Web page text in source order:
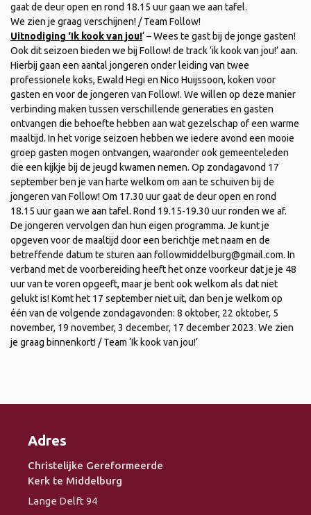
gaat de deur open en rond 18.15 uur gaan we aan tafel.
We zien je graag verschijnen! / Team Follow!
Uitnodiging ‘Ik kook van jou!‘ – Wees te gast bij de jonge gasten!
Ook dit seizoen bieden we bij Follow! de track ‘ik kook van jou!’ aan.
Hierbij gaan een aantal jongeren onder leiding van twee
professionele koks, Ewald Hegi en Nico Huijssoon, koken voor
gasten en voor de jongeren van Follow!. We willen op deze manier
verbinding maken tussen verschillende generaties en gasten
ontvangen die behoefte hebben aan wat gezelschap of een warme
maaltijd. In het vorige seizoen hebben we iedere avond een mooie
groep gasten mogen ontvangen, waaronder ook gemeenteleden
die een kijkje bij de jeugd kwamen nemen. Op zondagavond 17
september ben je van harte welkom om aan te schuiven bij de
jongeren van Follow! Om 17.30 uur gaat de deur open en rond
18.15 uur gaan we aan tafel. Rond 19.15-19.30 uur ronden we af.
De jongeren vervolgen dan hun eigen programma. Je kunt je
opgeven voor de maaltijd door een berichtje met naam en de
betreffende datum te sturen aan followmiddelburg@gmail.com. In
verband met de voorbereiding heeft het onze voorkeur dat je je 48
uur van te voren opgeeft, maar je bent ook welkom als dat niet
gelukt is! Komt het 17 september niet uit, dan ben je welkom op
één van de volgende zondagavonden: 8 oktober, 22 oktober, 5
november, 19 november, 3 december, 17 december 2023. We zien
je graag binnenkort! / Team ‘Ik kook van jou!’
Adres
Christelijke Gereformeerde
Kerk te Middelburg
Lange Delft 94